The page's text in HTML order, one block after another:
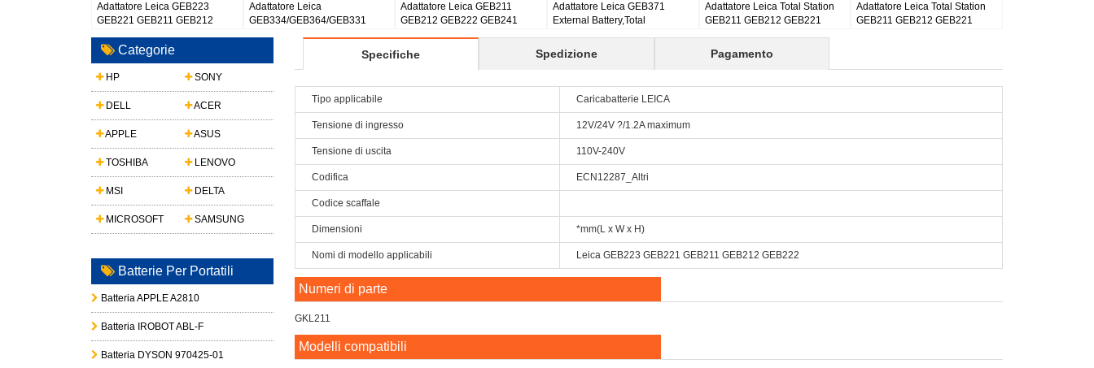
Leica Total Station
Adattatore Leica Total Station
GEB211 GEB212 GEB221
GEB331
Adattatore Leica GEB121
GEB111 Battery SR530
Adattatore LEICA GEB70
GEB77 GEB79 GEB87 GEB187
Specifiche Spedizione Pagamento
Tipo applicabile Caricabatterie LEICA
Tensione di ingresso 12V/24V ?/1.2A maximum
Tensione di uscita 110V-240V
Codifica ECN12287_Altri
Codice scaffale
Dimensioni *mm(L x W x H)
Nomi di modello applicabili Leica GEB223 GEB221 GEB211 GEB212 GEB222
Numeri di parte
GKL211
Modelli compatibili
Categorie
HP SONY
DELL ACER
APPLE ASUS
TOSHIBA LENOVO
MSI DELTA
MICROSOFT SAMSUNG
Batterie Per Portatili
Batteria APPLE A2810
Batteria IROBOT ABL-F
Batteria DYSON 970425-01